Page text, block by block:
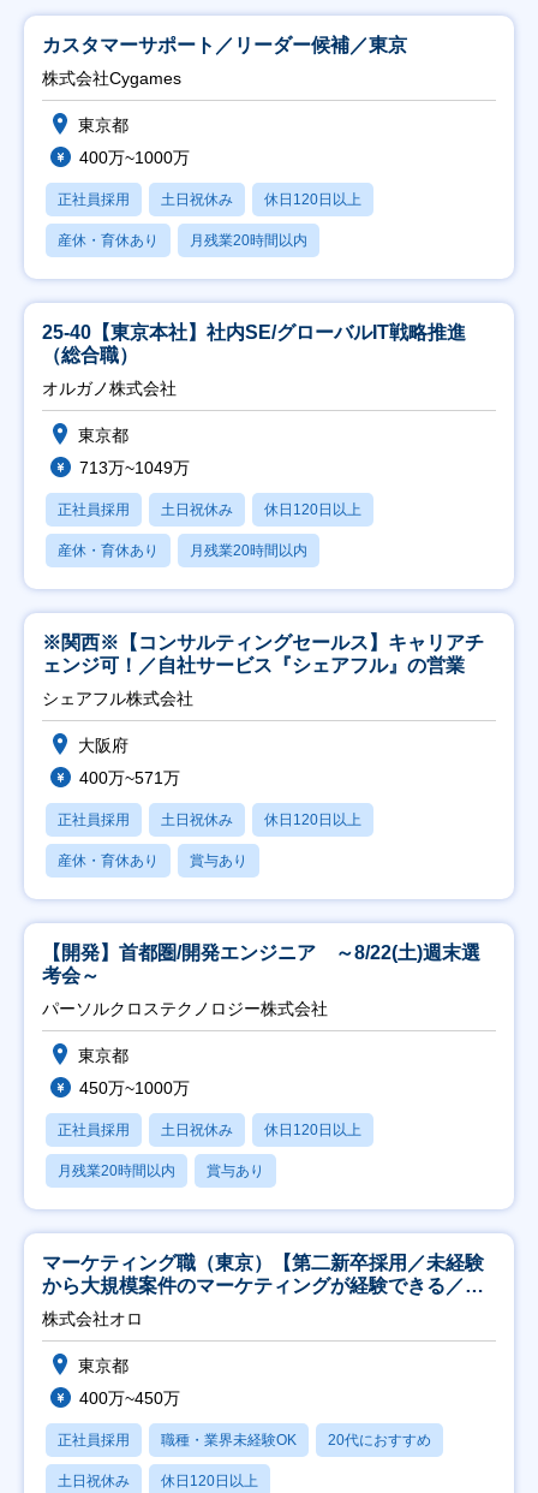
カスタマーサポート／リーダー候補／東京
株式会社Cygames
東京都
400万~1000万
正社員採用 土日祝休み 休日120日以上
産休・育休あり 月残業20時間以内
25-40【東京本社】社内SE/グローバルIT戦略推進
（総合職）
オルガノ株式会社
東京都
713万~1049万
正社員採用 土日祝休み 休日120日以上
産休・育休あり 月残業20時間以内
※関西※【コンサルティングセールス】キャリアチ
ェンジ可！／自社サービス『シェアフル』の営業
シェアフル株式会社
大阪府
400万~571万
正社員採用 土日祝休み 休日120日以上
産休・育休あり 賞与あり
【開発】首都圏/開発エンジニア ～8/22(土)週末選
考会～
パーソルクロステクノロジー株式会社
東京都
450万~1000万
正社員採用 土日祝休み 休日120日以上
月残業20時間以内 賞与あり
マーケティング職（東京）【第二新卒採用／未経験
から大規模案件のマーケティングが経験できる／研
修充実】
株式会社オロ
東京都
400万~450万
正社員採用 職種・業界未経験OK 20代におすすめ
土日祝休み 休日120日以上